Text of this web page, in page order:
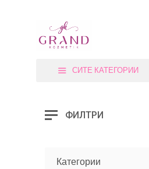
СИТЕ КАТЕГОРИИ
ФИЛТРИ
Категории